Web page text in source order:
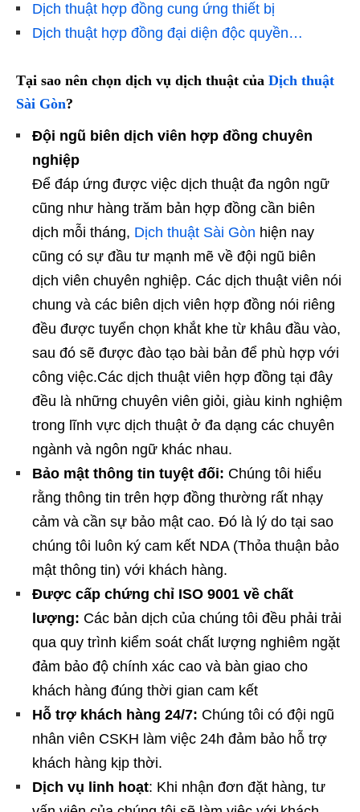
Dịch thuật hợp đồng cung ứng thiết bị
Dịch thuật hợp đồng đại diện độc quyền…
Tại sao nên chọn dịch vụ dịch thuật của Dịch thuật
Sài Gòn?
Đội ngũ biên dịch viên hợp đồng chuyên
nghiệp
Để đáp ứng được việc dịch thuật đa ngôn ngữ
cũng như hàng trăm bản hợp đồng cần biên
dịch mỗi tháng, Dịch thuật Sài Gòn hiện nay
cũng có sự đầu tư mạnh mẽ về đội ngũ biên
dịch viên chuyên nghiệp. Các dịch thuật viên nói
chung và các biên dịch viên hợp đồng nói riêng
đều được tuyển chọn khắt khe từ khâu đầu vào,
sau đó sẽ được đào tạo bài bản để phù hợp với
công việc.Các dịch thuật viên hợp đồng tại đây
đều là những chuyên viên giỏi, giàu kinh nghiệm
trong lĩnh vực dịch thuật ở đa dạng các chuyên
ngành và ngôn ngữ khác nhau.
Bảo mật thông tin tuyệt đối: Chúng tôi hiểu
rằng thông tin trên hợp đồng thường rất nhạy
cảm và cần sự bảo mật cao. Đó là lý do tại sao
chúng tôi luôn ký cam kết NDA (Thỏa thuận bảo
mật thông tin) với khách hàng.
Được cấp chứng chỉ ISO 9001 về chất
lượng: Các bản dịch của chúng tôi đều phải trải
qua quy trình kiểm soát chất lượng nghiêm ngặt
đảm bảo độ chính xác cao và bàn giao cho
khách hàng đúng thời gian cam kết
Hỗ trợ khách hàng 24/7: Chúng tôi có đội ngũ
nhân viên CSKH làm việc 24h đảm bảo hỗ trợ
khách hàng kịp thời.
Dịch vụ linh hoạt: Khi nhận đơn đặt hàng, tư